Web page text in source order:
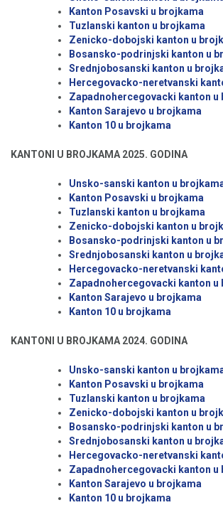
Kanton Posavski u brojkama
Tuzlanski kanton u brojkama
Zenicko-dobojski kanton u
Bosansko-podrinjski kanton u
Srednjobosanski kanton u
Hercegovacko-neretvanski
Zapadnohercegovacki kanton u
Kanton Sarajevo u brojkama
Kanton 10 u brojkama
KANTONI U BROJKAMA 2025. GODINA
Unsko-sanski kanton u
Kanton Posavski u brojkama
Tuzlanski kanton u brojkama
Zenicko-dobojski kanton u
Bosansko-podrinjski kanton u
Srednjobosanski kanton u
Hercegovacko-neretvanski
Zapadnohercegovacki kanton u
Kanton Sarajevo u brojkama
Kanton 10 u brojkama
KANTONI U BROJKAMA 2024. GODINA
Unsko-sanski kanton u
Kanton Posavski u brojkama
Tuzlanski kanton u brojkama
Zenicko-dobojski kanton u
Bosansko-podrinjski kanton u
Srednjobosanski kanton u
Hercegovacko-neretvanski
Zapadnohercegovacki kanton u
Kanton Sarajevo u brojkama
Kanton 10 u brojkama